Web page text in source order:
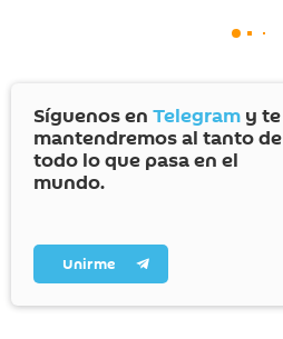
Síguenos en Telegram y te
mantendremos al tanto de
todo lo que pasa en el
mundo.
Unirme